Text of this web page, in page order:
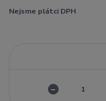
Nejsme plátci DPH